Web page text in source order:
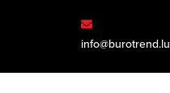
info@burotrend.lu